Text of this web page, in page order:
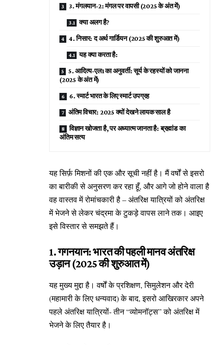
3. मंगलयान-2: मंगल पर वापसी (2025 के अंत में)
क्या अलग है?
4. निसार: द अर्थ गार्डियन (2025 की शुरुआत में)
यह क्या करता है:
5. आदित्य-एल1 का अनुवर्ती: सूर्य के रहस्यों को जानना
(2025 के अंत में)
6. स्मार्ट भारत के लिए स्मार्ट उपग्रह
अंतिम विचार: 2025 क्यों देखने लायक साल है
विज्ञान खोजता है, पर अध्यात्म जानता है: ब्रह्मांड का
अंतिम सत्य
यह सिर्फ़ मिशनों की एक और सूची नहीं है। मैं वर्षों से इसरो
का बारीकी से अनुसरण कर रहा हूँ, और आगे जो होने वाला है
वह वास्तव में रोमांचकारी है – अंतरिक्ष यात्रियों को अंतरिक्ष
में भेजने से लेकर चंद्रमा के टुकड़े वापस लाने तक। आइए
इसे विस्तार से समझते हैं।
1. गगनयान: भारत की पहली मानव अंतरिक्ष
उड़ान (2025 की शुरुआत में)
यह मुख्य मुद्दा है। वर्षों के प्रशिक्षण, सिमुलेशन और देरी
(महामारी के लिए धन्यवाद) के बाद, इसरो आखिरकार अपने
पहले अंतरिक्ष यात्रियों- तीन “व्योमनॉट्स” को अंतरिक्ष में
भेजने के लिए तैयार है।